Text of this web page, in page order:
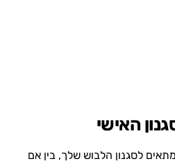
האישי
לסגנון הלבוש שלך, בין אם